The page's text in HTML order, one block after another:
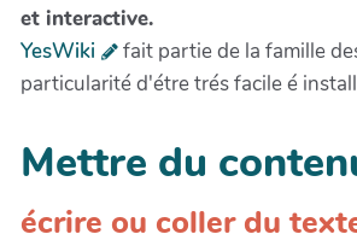
et interactive.
YesWiki
fait partie de la famille
particularité d'étre trés facile é
Mettre du
écrire ou coller du